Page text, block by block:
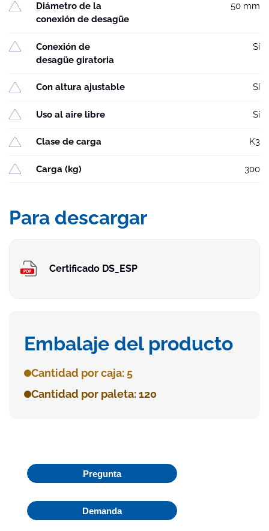
Diámetro de la
conexión de desagüe
50 mm
Conexión de
desagüe giratoria
Sí
Con altura ajustable Sí
Uso al aire libre Sí
Clase de carga K3
Carga (kg) 300
Para descargar
Certificado DS_ESP
Embalaje del producto
Cantidad por caja: 5
Cantidad por paleta: 120
Pregunta
Demanda